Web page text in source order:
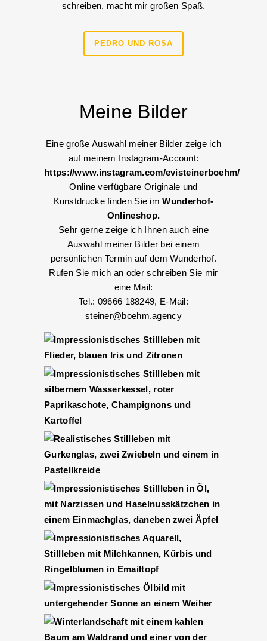
schreiben, macht mir großen Spaß.
PEDRO UND ROSA
Meine Bilder
Eine große Auswahl meiner Bilder zeige ich
auf meinem Instagram-Account:
https://www.instagram.com/evisteinerboehm/
Online verfügbare Originale und
Kunstdrucke finden Sie imWunderhof-
Onlineshop.
Sehr gerne zeige ich Ihnen auch eine
Auswahl meiner Bilder bei einem
persönlichen Termin auf dem Wunderhof.
Rufen Sie mich an oder schreiben Sie mir
eine Mail:
Tel.: 09666 188249, E-Mail:
steiner@boehm.agency